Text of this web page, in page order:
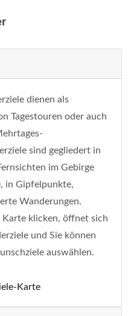
dienen als
Tagestouren oder auch
sind gegliedert in
im Gebirge
in Gipfelpunkte,
Wanderungen.
klicken, öffnet sich
und Sie können
auswählen.